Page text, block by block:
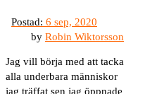
by Robin Wiktorsson
Jag vill börja med att tacka
alla underbara människor
jag träffat sen jag öppnade